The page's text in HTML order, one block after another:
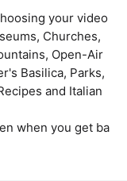
your video
Churches,
Open-Air
Basilica, Parks,
and Italian
when you get ba